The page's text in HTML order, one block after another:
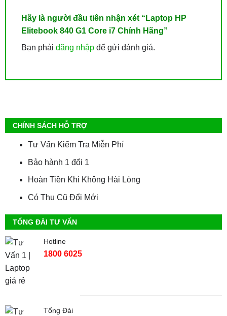
Hãy là người đầu tiên nhận xét “Laptop HP
Elitebook 840 G1 Core i7 Chính Hãng”
Bạn phải đăng nhậpđể gửi đánh giá.
CHÍNH SÁCH HỖ TRỢ
Tư Vấn Kiểm Tra Miễn Phí
Bảo hành 1 đổi 1
Hoàn Tiền Khi Không Hài Lòng
Có Thu Cũ Đổi Mới
TỔNG ĐÀI TƯ VẤN
Hotline
1800 6025
Tổng Đài